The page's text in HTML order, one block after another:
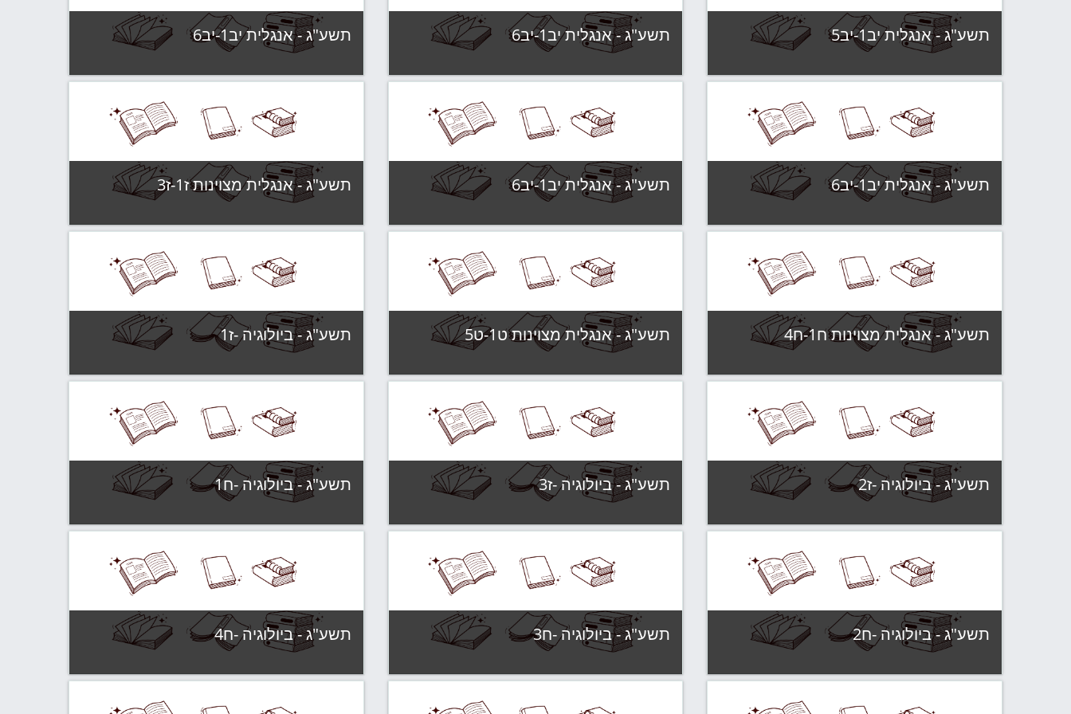
תשע"ג - אנגלית יב1-יב5
תשע"ג - קבוצות לימוד
צפה בקורס
תשע"ג - אנגלית יב1-יב6
תשע"ג - קבוצות לימוד
צפה בקורס
תשע"ג - אנגלית יב1-יב6
תשע"ג - קבוצות לימוד
צפה בקורס
תשע"ג - אנגלית יב1-יב6
תשע"ג - קבוצות לימוד
צפה בקורס
תשע"ג - אנגלית יב1-יב6
תשע"ג - קבוצות לימוד
צפה בקורס
תשע"ג - אנגלית מצוינות ז1-ז3
תשע"ג - קבוצות לימוד
צפה בקורס
תשע"ג - אנגלית מצוינות ח1-ח4
תשע"ג - קבוצות לימוד
צפה בקורס
תשע"ג - אנגלית מצוינות ט1-ט5
תשע"ג - קבוצות לימוד
צפה בקורס
תשע"ג - ביולוגיה -ז1
תשע"ג - קבוצות לימוד
צפה בקורס
תשע"ג - ביולוגיה -ז2
תשע"ג - קבוצות לימוד
צפה בקורס
תשע"ג - ביולוגיה -ז3
תשע"ג - קבוצות לימוד
צפה בקורס
תשע"ג - ביולוגיה -ח1
תשע"ג - קבוצות לימוד
צפה בקורס
תשע"ג - ביולוגיה -ח2
תשע"ג - קבוצות לימוד
תשע"ג - ביולוגיה -ח3
תשע"ג - קבוצות לימוד
תשע"ג - ביולוגיה -ח4
תשע"ג - קבוצות לימוד